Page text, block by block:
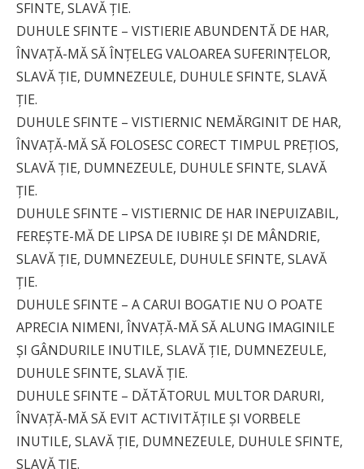
SFINTE, SLAVĂ ŢIE.
DUHULE SFINTE – VISTIERIE ABUNDENTĂ DE HAR,
ÎNVAŢĂ-MĂ SĂ ÎNŢELEG VALOAREA SUFERINŢELOR,
SLAVĂ ŢIE, DUMNEZEULE, DUHULE SFINTE, SLAVĂ
ŢIE.
DUHULE SFINTE – VISTIERNIC NEMĂRGINIT DE HAR,
ÎNVAŢĂ-MĂ SĂ FOLOSESC CORECT TIMPUL PREŢIOS,
SLAVĂ ŢIE, DUMNEZEULE, DUHULE SFINTE, SLAVĂ
ŢIE.
DUHULE SFINTE – VISTIERNIC DE HAR INEPUIZABIL,
FEREŞTE-MĂ DE LIPSA DE IUBIRE ŞI DE MÂNDRIE,
SLAVĂ ŢIE, DUMNEZEULE, DUHULE SFINTE, SLAVĂ
ŢIE.
DUHULE SFINTE – A CARUI BOGATIE NU O POATE
APRECIA NIMENI, ÎNVAŢĂ-MĂ SĂ ALUNG IMAGINILE
ŞI GÂNDURILE INUTILE, SLAVĂ ŢIE, DUMNEZEULE,
DUHULE SFINTE, SLAVĂ ŢIE.
DUHULE SFINTE – DĂTĂTORUL MULTOR DARURI,
ÎNVAŢĂ-MĂ SĂ EVIT ACTIVITĂŢILE ŞI VORBELE
INUTILE, SLAVĂ ŢIE, DUMNEZEULE, DUHULE SFINTE,
SLAVĂ ŢIE.